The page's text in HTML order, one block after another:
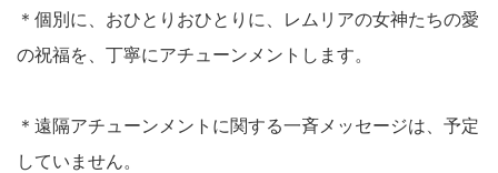
＊個別に、おひとりおひとりに、レムリアの女神たちの愛
の祝福を、丁寧にアチューンメントします。
＊遠隔アチューンメントに関する一斉メッセージは、予定
していません。